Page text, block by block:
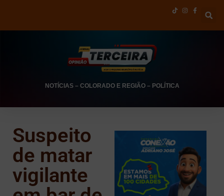
NOTÍCIAS– COLORADO E REGIÃO– POLÍTICA
Suspeito
de matar
vigilante